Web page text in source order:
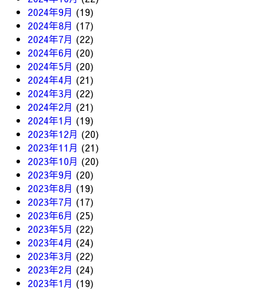
2024年9月 (19)
2024年8月 (17)
2024年7月 (22)
2024年6月 (20)
2024年5月 (20)
2024年4月 (21)
2024年3月 (22)
2024年2月 (21)
2024年1月 (19)
2023年12月 (20)
2023年11月 (21)
2023年10月 (20)
2023年9月 (20)
2023年8月 (19)
2023年7月 (17)
2023年6月 (25)
2023年5月 (22)
2023年4月 (24)
2023年3月 (22)
2023年2月 (24)
2023年1月 (19)